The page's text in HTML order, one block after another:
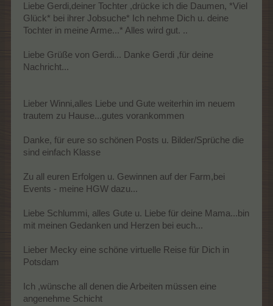
Liebe Gerdi,deiner Tochter ,drücke ich die Daumen, *Viel
Glück* bei ihrer Jobsuche* Ich nehme Dich u. deine
Tochter in meine Arme...* Alles wird gut. ..
Liebe Grüße von Gerdi... Danke Gerdi ,für deine
Nachricht...
Lieber Winni,alles Liebe und Gute weiterhin im neuem
trautem zu Hause...gutes vorankommen
Danke, für eure so schönen Posts u. Bilder/Sprüche die
sind einfach Klasse
Zu all euren Erfolgen u. Gewinnen auf der Farm,bei
Events - meine HGW dazu...
Liebe Schlummi, alles Gute u. Liebe für deine Mama...bin
mit meinen Gedanken und Herzen bei euch...
Lieber Mecky eine schöne virtuelle Reise für Dich in
Potsdam
Ich ,wünsche all denen die Arbeiten müssen eine
angenehme Schicht